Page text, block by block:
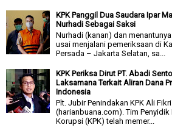
KPK Panggil Dua Saudara Ipar
Nurhadi Sebagai Saksi
Nurhadi (kanan) dan
usai menjalani pemeriksaan di
Persada – Jakarta Selatan, sa...
KPK Periksa Dirut PT. Abadi
Laksamana Terkait Aliran Dana
Indonesia
Plt. Jubir Penindakan KPK Ali
(harianbuana.com). Tim
Korupsi (KPK) telah memer...